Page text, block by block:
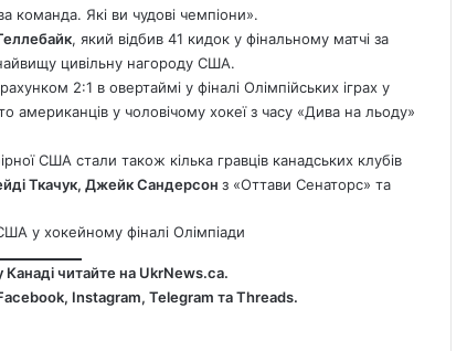
команда. Які ви чудові чемпіони».
, який відбив 41 кидок у фінальному матчі за
цивільну нагороду США.
2:1 в овертаймі у фіналі Олімпійських іграх у
американців у чоловічому хокеї з часу «Дива на льоду»
США стали також кілька гравців канадських клубів
Ткачук, Джейк Сандерсон з «Оттави Сенаторс» та
у хокейному фіналі Олімпіади
Канаді читайте на UkrNews.ca.
, Instagram, Telegram таThreads.